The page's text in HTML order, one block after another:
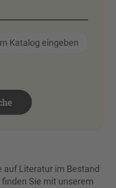
auf Literatur im Bestand
Sie mit unserem